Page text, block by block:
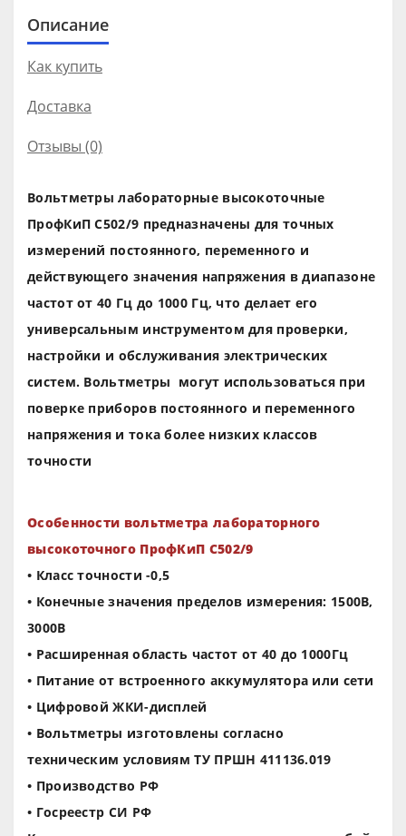
Описание
Как купить
Доставка
Отзывы (0)
Вольтметры лабораторные высокоточные
ПрофКиП С502/9 предназначены для точных
измерений постоянного, переменного и
действующего значения напряжения в диапазоне
частот от 40 Гц до 1000 Гц, что делает его
универсальным инструментом для проверки,
настройки и обслуживания электрических
систем. Вольтметры могут использоваться при
поверке приборов постоянного и переменного
напряжения и тока более низких классов
точности
Особенности вольтметра лабораторного
высокоточного ПрофКиП С502/9
• Класс точности -0,5
• Конечные значения пределов измерения: 1500В,
3000В
• Расширенная область частот от 40 до 1000Гц
• Питание от встроенного аккумулятора или сети
• Цифровой ЖКИ-дисплей
• Вольтметры изготовлены согласно
техническим условиям ТУ ПРШН 411136.019
• Производство РФ
• Госреестр СИ РФ